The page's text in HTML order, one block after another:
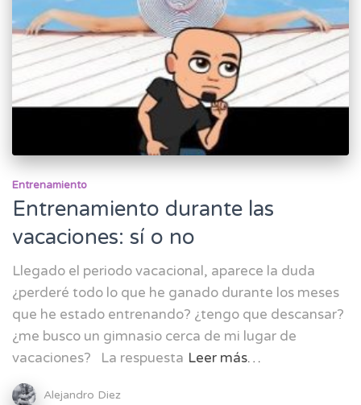
Entrenamiento
Entrenamiento durante las
vacaciones: sí o no
Llegado el periodo vacacional, aparece la duda
¿perderé todo lo que he ganado durante los meses
que he estado entrenando? ¿tengo que descansar?
¿me busco un gimnasio cerca de mi lugar de
vacaciones? La respuesta Leer más…
Alejandro Diez